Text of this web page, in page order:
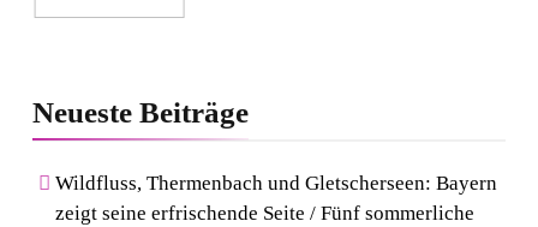
Wenn Kult auf Couture trifft:
Capri-Sun setzt modisches
Fashion Week
6
Neueste Beiträge
Wildfluss, Thermenbach und Gletscherseen: Bayern
zeigt seine erfrischende Seite / Fünf sommerliche